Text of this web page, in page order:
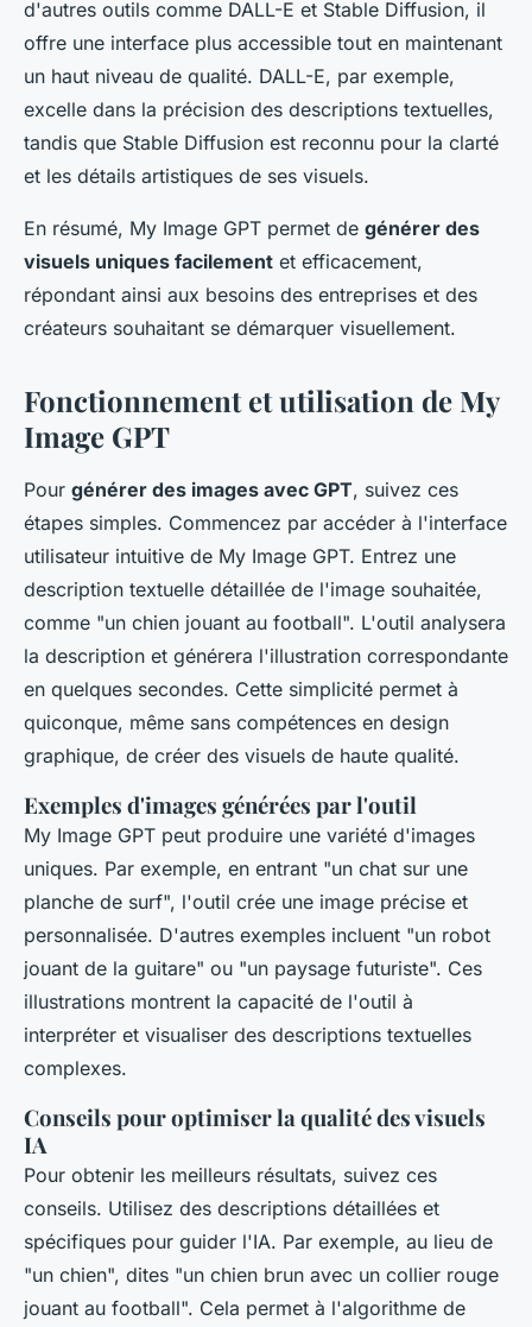
d'autres outils comme DALL-E et Stable Diffusion, il
offre une interface plus accessible tout en maintenant
un haut niveau de qualité. DALL-E, par exemple,
excelle dans la précision des descriptions textuelles,
tandis que Stable Diffusion est reconnu pour la clarté
et les détails artistiques de ses visuels.
En résumé, My Image GPT permet de générer des
visuels uniques facilement et efficacement,
répondant ainsi aux besoins des entreprises et des
créateurs souhaitant se démarquer visuellement.
Fonctionnement et utilisation de My
Image GPT
Pour générer des images avec GPT, suivez ces
étapes simples. Commencez par accéder à l'interface
utilisateur intuitive de My Image GPT. Entrez une
description textuelle détaillée de l'image souhaitée,
comme "un chien jouant au football". L'outil analysera
la description et générera l'illustration correspondante
en quelques secondes. Cette simplicité permet à
quiconque, même sans compétences en design
graphique, de créer des visuels de haute qualité.
Exemples d'images générées par l'outil
My Image GPT peut produire une variété d'images
uniques. Par exemple, en entrant "un chat sur une
planche de surf", l'outil crée une image précise et
personnalisée. D'autres exemples incluent "un robot
jouant de la guitare" ou "un paysage futuriste". Ces
illustrations montrent la capacité de l'outil à
interpréter et visualiser des descriptions textuelles
complexes.
Conseils pour optimiser la qualité des visuels
IA
Pour obtenir les meilleurs résultats, suivez ces
conseils. Utilisez des descriptions détaillées et
spécifiques pour guider l'IA. Par exemple, au lieu de
"un chien", dites "un chien brun avec un collier rouge
jouant au football". Cela permet à l'algorithme de